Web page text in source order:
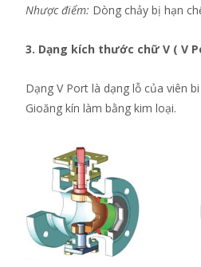
Nhược điểm: Dòng chảy bị hạn
3. Dạng kích thước chữ V ( V
Dạng V Port là dạng lỗ của viên
Gioăng kín làm bằng kim loại.